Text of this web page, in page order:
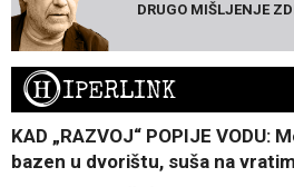
DRUGO MIŠLJENJE
HIPERLINK
KAD „RAZVOJ“ POPIJE VODU:
bazen u dvorištu, suša na